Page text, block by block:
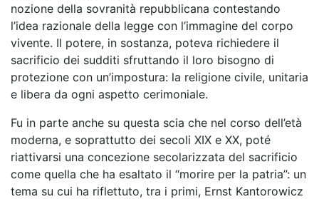
nozione della sovranità repubblicana contestando
l’idea razionale della legge con l’immagine del corpo
vivente. Il potere, in sostanza, poteva richiedere il
sacrificio dei sudditi sfruttando il loro bisogno di
protezione con un’impostura: la religione civile, unitaria
e libera da ogni aspetto cerimoniale.
Fu in parte anche su questa scia che nel corso dell’età
moderna, e soprattutto dei secoli XIX e XX, poté
riattivarsi una concezione secolarizzata del sacrificio
come quella che ha esaltato il “morire per la patria”: un
tema su cui ha riflettuto, tra i primi, Ernst Kantorowicz